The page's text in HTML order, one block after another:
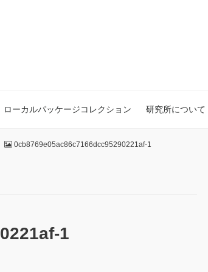
ローカルパッケージコレクション 研究所について
0cb8769e05ac86c7166dcc95290221af-1
1